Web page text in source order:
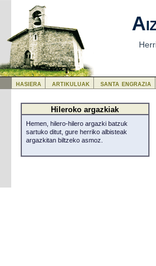
Hileroko argazkiak
Hemen, hilero-hilero argazki batzuk
sartuko ditut, gure herriko albisteak
argazkitan biltzeko asmoz.
hasiera artikuluak santa engrazia